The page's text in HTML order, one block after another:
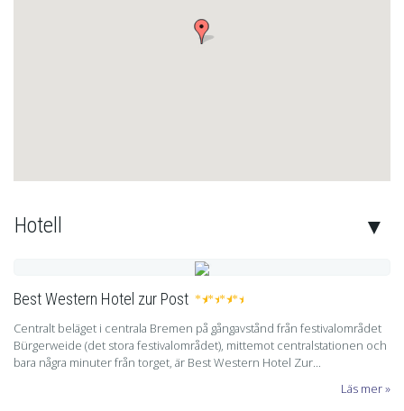
Kagans Resor AB
Hotell
Best Western Hotel zur Post ★★★★
Centralt beläget i centrala Bremen på gångavstånd från festivalområdet
Bürgerweide (det stora festivalområdet), mittemot centralstationen och
bara några minuter från torget, är Best Western Hotel Zur...
Läs mer